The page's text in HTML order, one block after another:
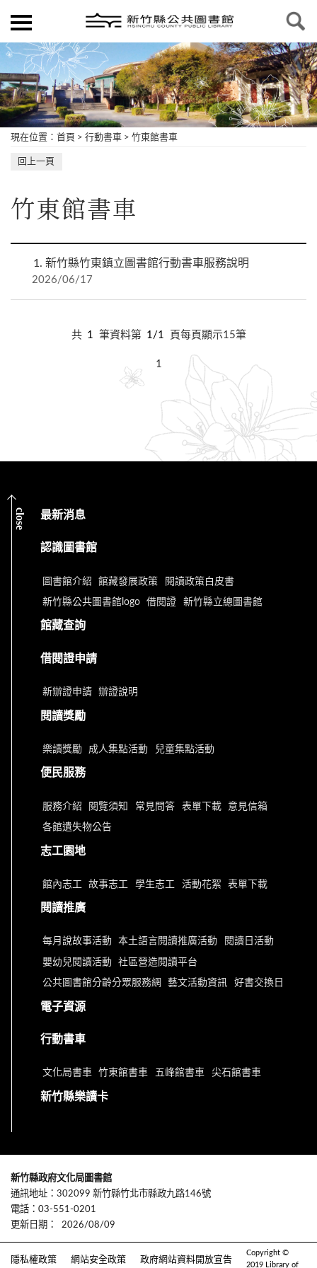
現在位置 ： 首頁 > 行動書車 > 竹東館書車
回上一頁
竹東館書車
1. 新竹縣竹東鎮立圖書館行動書車服務說明
2026/06/17
共 1 筆資料第 1/1 頁每頁顯示15筆
1
close 最新消息
認識圖書館
圖書館介紹 館藏發展政策 閱讀政策白皮書
新竹縣公共圖書館logo 借閱證 新竹縣立總圖書館
館藏查詢
借閱證申請
新辦證申請 辦證說明
閱讀獎勵
樂讀獎勵 成人集點活動 兒童集點活動
便民服務
服務介紹 閱覽須知 常見問答 表單下載 意見信箱
各館遺失物公告
志工園地
館內志工 故事志工 學生志工 活動花絮 表單下載
閱讀推廣
每月說故事活動 本土語言閱讀推廣活動 閱讀日活動
嬰幼兒閱讀活動 社區營造閱讀平台
公共圖書館分齡分眾服務網 藝文活動資訊 好書交換日
電子資源
行動書車
文化局書車 竹東館書車 五峰館書車 尖石館書車
新竹縣樂讀卡
新竹縣政府文化局圖書館
通訊地址：302099 新竹縣竹北市縣政九路146號
電話：03-551-0201
更新日期：
2026/08/09
隱私權政策 網站安全政策 政府網站資料開放宣告
Copyright ©
2019 Library of